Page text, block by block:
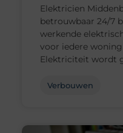
Elektricien
betrouwbaar 24/7
werkende
voor iedere
Elektriciteit wordt
Verbouwen